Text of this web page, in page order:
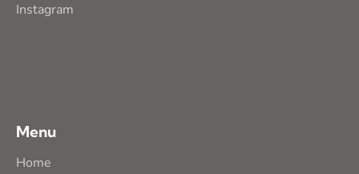
Instagram
Menu
Home